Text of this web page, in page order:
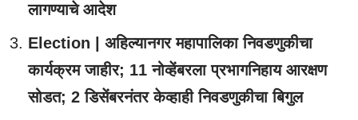
लागण्याचे आदेश
Election | अहिल्यानगर महापालिका निवडणुकीचा
कार्यक्रम जाहीर; 11 नोव्हेंबरला प्रभागनिहाय आरक्षण
सोडत; 2 डिसेंबरनंतर केव्हाही निवडणुकीचा बिगुल